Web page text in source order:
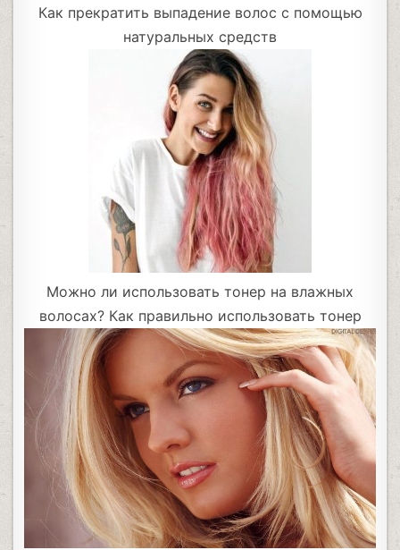
Как прекратить выпадение волос с помощью
натуральных средств
Можно ли использовать тонер на влажных
волосах? Как правильно использовать тонер